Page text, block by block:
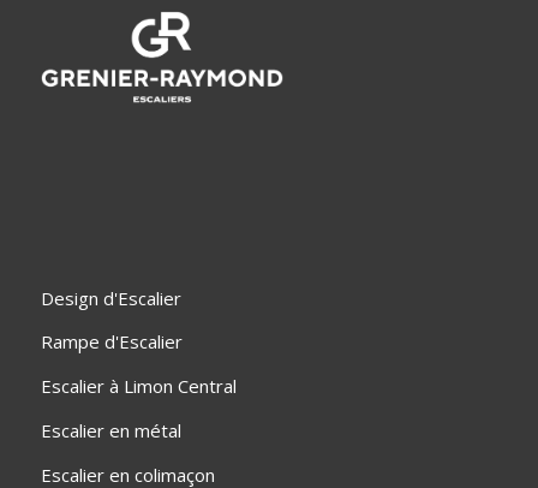
Design d'Escalier
Rampe d'Escalier
Escalier à Limon Central
Escalier en métal
Escalier en colimaçon